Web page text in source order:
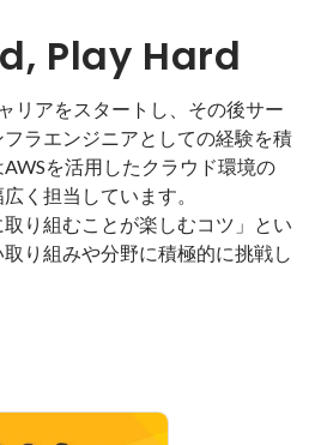
Play Hard
リアをスタートし、その後サー
ラエンジニアとしての経験を積
を活用したクラウド環境の
く担当しています。
取り組むことが楽しむコツ」とい
り組みや分野に積極的に挑戦し